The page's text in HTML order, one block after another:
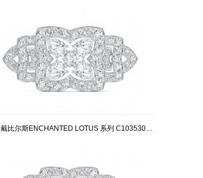
戴比尔斯ENCHANTED LOTUS 系列 C103530000